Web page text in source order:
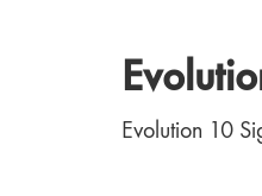
Evolution 10